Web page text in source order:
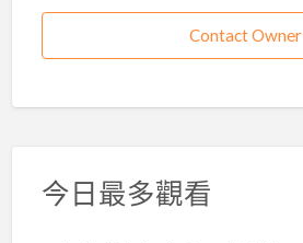
Contact Owner
今日最多觀看